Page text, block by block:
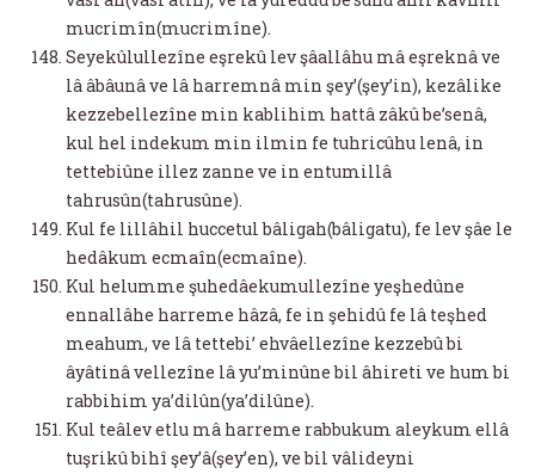
mucrimîn(mucrimîne).
Seyekûlullezîne eşrekû lev şâallâhu mâ eşreknâ ve
lâ âbâunâ ve lâ harremnâ min şey’(şey’in), kezâlike
kezzebellezîne min kablihim hattâ zâkû be’senâ,
kul hel indekum min ilmin fe tuhricûhu lenâ, in
tettebiûne illez zanne ve in entumillâ
tahrusûn(tahrusûne).
Kul fe lillâhil huccetul bâligah(bâligatu), fe lev şâe le
hedâkum ecmaîn(ecmaîne).
Kul helumme şuhedâekumullezîne yeşhedûne
ennallâhe harreme hâzâ, fe in şehidû fe lâ teşhed
meahum, ve lâ tettebi’ ehvâellezîne kezzebû bi
âyâtinâ vellezîne lâ yu’minûne bil âhireti ve hum bi
rabbihim ya’dilûn(ya’dilûne).
Kul teâlev etlu mâ harreme rabbukum aleykum ellâ
tuşrikû bihî şey’â(şey’en), ve bil vâlideyni